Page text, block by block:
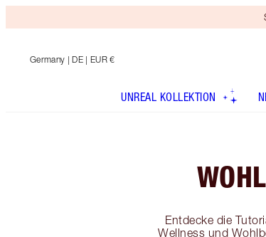
Germany | DE | EUR €
UNREAL KOLLEKTION
Entdecke die
Wellness und